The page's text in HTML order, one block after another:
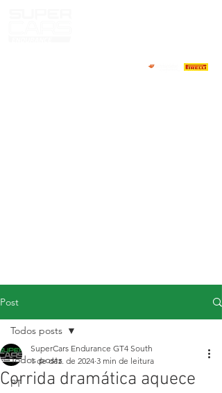
Post
Todos posts
PT
Todos posts
Corrida dramática aquece
SuperCars Endurance GT4 South
1 de dez. de 2024 3 min de leitura